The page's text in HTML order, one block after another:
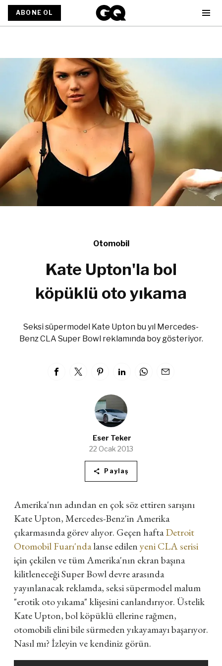
ABONE OL
Otomobil
Kate Upton'la bol
köpüklü oto yıkama
Seksi süpermodel Kate Upton bu yıl Mercedes-
Benz CLA Super Bowl reklamında boy gösteriyor.
Eser Teker
22 Ocak 2013
Paylaş
Amerika'nın adından en çok söz ettiren sarışını
Kate Upton, Mercedes-Benz'in Amerika
çıkarmasında görev alıyor. Geçen haftaDetroit
Otomobil Fuarı'ndalanse edilenyeni CLA serisi
için çekilen ve tüm Amerika'nın ekran başına
kilitleneceği Super Bowl devre arasında
yayınlanacak reklamda, seksi süpermodel malum
"erotik oto yıkama" klişesini canlandırıyor. Üstelik
Kate Upton, bol köpüklü ellerine rağmen,
otomobili elini bile sürmeden yıkayamayı başarıyor.
Nasıl mı? İzleyin ve kendiniz görün.